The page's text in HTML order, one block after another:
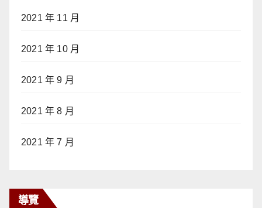
2021 年 11 月
2021 年 10 月
2021 年 9 月
2021 年 8 月
2021 年 7 月
導覽